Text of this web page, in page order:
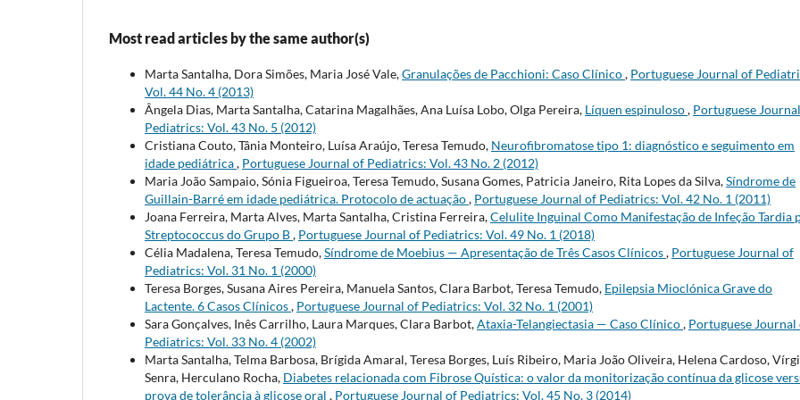
Most read articles by the same author(s)
Marta Santalha, Dora Simões, Maria José Vale,Granulações de Pacchioni: Caso Clínico, Portuguese Journal of
Vol. 44 No. 4 (2013)
Ângela Dias, Marta Santalha, Catarina Magalhães, Ana Luísa Lobo, Olga Pereira, Líquen espinuloso, Portuguese
Pediatrics: Vol. 43 No. 5 (2012)
Cristiana Couto, Tânia Monteiro, Luísa Araújo, Teresa Temudo, Neurofibromatose tipo 1: diagnóstico e seguimento em
idade pediátrica, Portuguese Journal of Pediatrics: Vol. 43 No. 2 (2012)
Maria João Sampaio, Sónia Figueiroa, Teresa Temudo, Susana Gomes, Patricia Janeiro, Rita Lopes da Silva,Síndrome de
Guillain-Barré em idade pediátrica. Protocolo de actuação, Portuguese Journal of Pediatrics: Vol. 42 No. 1 (2011)
Joana Ferreira, Marta Alves, Marta Santalha, Cristina Ferreira,Celulite Inguinal Como Manifestação de Infeção Tardia
Streptococcus do Grupo B, Portuguese Journal of Pediatrics: Vol. 49 No. 1 (2018)
Célia Madalena, Teresa Temudo,Síndrome de Moebius — Apresentação de Três Casos Clínicos, Portuguese Journal of
Pediatrics: Vol. 31 No. 1 (2000)
Teresa Borges, Susana Aires Pereira, Manuela Santos, Clara Barbot, Teresa Temudo, Epilepsia Mioclónica Grave do
Lactente. 6 Casos Clínicos, Portuguese Journal of Pediatrics: Vol. 32 No. 1 (2001)
Sara Gonçalves, Inês Carrilho, Laura Marques, Clara Barbot,Ataxia-Telangiectasia — Caso Clínico, Portuguese Journal
Pediatrics: Vol. 33 No. 4 (2002)
Marta Santalha, Telma Barbosa, Brígida Amaral, Teresa Borges, Luís Ribeiro, Maria João Oliveira, Helena Cardoso,
Senra, Herculano Rocha, Diabetes relacionada com Fibrose Quística: o valor da monitorização contínua da glicose
prova de tolerância à glicose oral , Portuguese Journal of Pediatrics: Vol. 45 No. 3 (2014)